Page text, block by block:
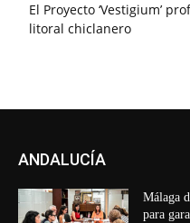
El Proyecto ‘Vestigium’
litoral chiclanero
ANDALUCÍA
Málaga
para